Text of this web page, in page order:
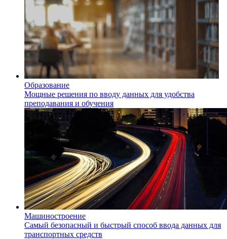
Образование
Мощные решения по вводу данных для удобства
преподавания и обучения
Машиностроение
Самый безопасный и быстрый способ ввода данных для
транспортных средств